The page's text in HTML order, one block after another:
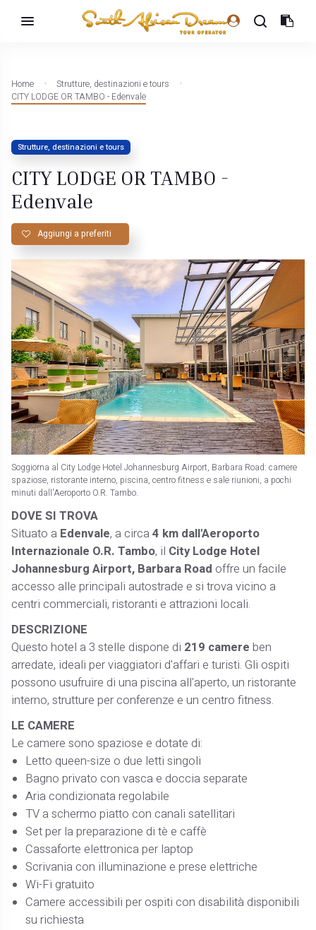
Home
Strutture, destinazioni e tours
CITY LODGE OR TAMBO - Edenvale
Strutture, destinazioni e tours
CITY LODGE OR TAMBO -
Edenvale
Aggiungi a preferiti
Soggiorna al City Lodge Hotel Johannesburg Airport, Barbara Road: camere
spaziose, ristorante interno, piscina, centro fitness e sale riunioni, a pochi
minuti dall'Aeroporto O.R. Tambo.
DOVE SI TROVA
Situato a Edenvale, a circa4 km dall'Aeroporto
Internazionale O.R. Tambo, il City Lodge Hotel
Johannesburg Airport, Barbara Road offre un facile
accesso alle principali autostrade e si trova vicino a
centri commerciali, ristoranti e attrazioni locali. ​
DESCRIZIONE
Questo hotel a 3 stelle dispone di 219 camere ben
arredate, ideali per viaggiatori d'affari e turisti. Gli ospiti
possono usufruire di una piscina all'aperto, un ristorante
interno, strutture per conferenze e un centro fitness. ​
LE CAMERE
Le camere sono spaziose e dotate di:​
Letto queen-size o due letti singoli​
Bagno privato con vasca e doccia separate​
Aria condizionata regolabile​
TV a schermo piatto con canali satellitari​
Set per la preparazione di tè e caffè​
Cassaforte elettronica per laptop​
Scrivania con illuminazione e prese elettriche​
Wi-Fi gratuito​
Camere accessibili per ospiti con disabilità disponibili
su richiesta​